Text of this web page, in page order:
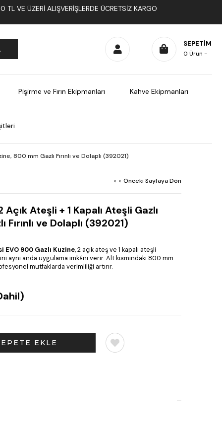
VE ÜZERI ALIŞVERIŞLERDE ÜCRETSIZ KARGO
SEPETIM
0 Ürün
Pişirme ve Fırın Ekipmanları Kahve Ekipmanları
800 mm Gazlı Fırınlı ve Dolaplı (392021)
< < Önceki Sayfaya Dön
Ateşli + 1 Kapalı Ateşli Gazlı
ve Dolaplı (392021)
EVO 900 Gazlı Kuzine, 2 açık ateş ve 1 kapalı ateşli
aynı anda uygulama imkânı verir. Alt kısmındaki 800 mm
mutfaklarda verimliliği artırır.